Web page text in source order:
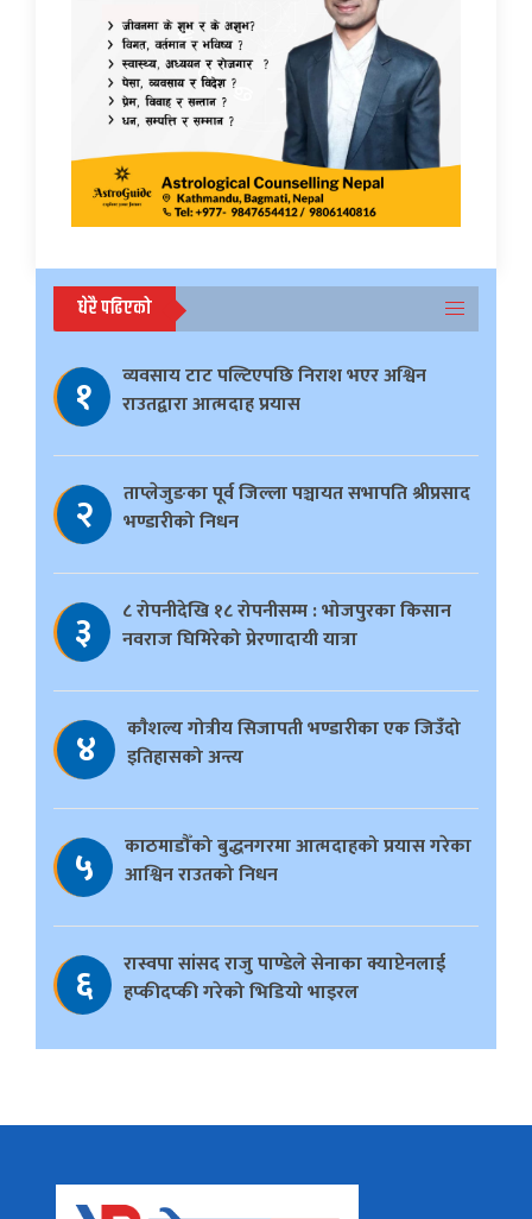
धेरै पढिएको
१
व्यवसाय टाट पल्टिएपछि निराश भएर अश्विन
राउतद्वारा आत्मदाह प्रयास
२
ताप्लेजुङका पूर्व जिल्ला पञ्चायत सभापति श्रीप्रसाद
भण्डारीको निधन
३
८ रोपनीदेखि १८ रोपनीसम्म : भोजपुरका किसान
नवराज घिमिरेको प्रेरणादायी यात्रा
४
काैशल्य गोत्रीय सिजापती भण्डारीका एक जिउँदो
इतिहासको अन्त्य
५
काठमाडौँको बुद्धनगरमा आत्मदाहको प्रयास गरेका
आश्विन राउतको निधन
६
रास्वपा सांसद राजु पाण्डेले सेनाका क्याप्टेनलाई
हप्कीदप्की गरेको भिडियो भाइरल